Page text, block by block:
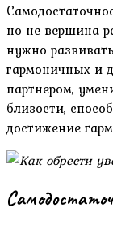
но не вершина
нужно
гармоничных и
партнером,
близости,
достижение